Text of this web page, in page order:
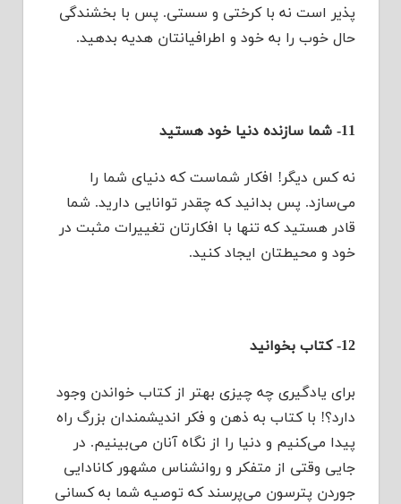
پذیر است نه با کرختی و سستی. پس با بخشندگی
حال خوب را به خود و اطرافیانتان هدیه بدهید.
11- شما سازنده دنیا خود هستید
نه کس دیگر! افکار شماست که دنیای شما را
می‌سازد. پس بدانید که چقدر توانایی دارید. شما
قادر هستید که تنها با افکارتان تغییرات مثبت در
خود و محیطتان ایجاد کنید.
12- کتاب بخوانید
برای یادگیری چه چیزی بهتر از کتاب خواندن وجود
دارد؟! با کتاب به ذهن و فکر اندیشمندان بزرگ راه
پیدا می‌کنیم و دنیا را از نگاه آنان می‌بینیم. در
جایی وقتی از متفکر و روانشناس مشهور کانادایی
جوردن پترسون می‌پرسند که توصیه شما به کسانی